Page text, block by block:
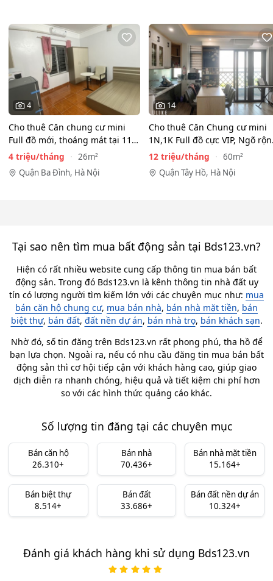
4
Cho thuê Căn chung cư mini
Full đồ mới, thoáng mát tại 116
Phan Kế Bính, Ba…
4 triệu/tháng
26m²
Quận Ba Đình, Hà Nội
14
Cho thuê Căn Chung cư mini
1N,1K Full đồ cực VIP, Ngõ
View toàn mặt hồ…
12 triệu/tháng
60m²
Quận Tây Hồ, Hà Nội
Tại sao nên tìm mua bất động sản tại Bds123.vn?
Hiện có rất nhiều website cung cấp thông tin mua bán bất
động sản. Trong đó Bds123.vn là kênh thông tin nhà đất uy
tín có lượng người tìm kiếm lớn với các chuyên mục như: mua
bán căn hộ chung cư, mua bán nhà, bán nhà mặt tiền, bán
biệt thự, bán đất, đất nền dự án, bán nhà trọ, bán khách sạn.
Nhờ đó, số tin đăng trên Bds123.vn rất phong phú, tha hồ để
bạn lựa chọn. Ngoài ra, nếu có nhu cầu đăng tin mua bán bất
động sản thì cơ hội tiếp cận với khách hàng cao, giúp giao
dịch diễn ra nhanh chóng, hiệu quả và tiết kiệm chi phí hơn
so với các hình thức quảng cáo khác.
Số lượng tin đăng tại các chuyên mục
Bán căn hộ
26.310+
Bán nhà
70.436+
Bán nhà mặt tiền
15.164+
Bán biệt thự
8.514+
Bán đất
33.686+
Bán đất nền dự án
10.324+
Đánh giá khách hàng khi sử dụng Bds123.vn